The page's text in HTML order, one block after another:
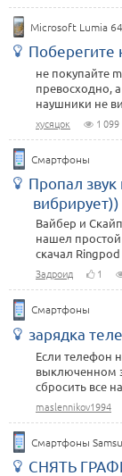
Microsoft Lumia
Поберегите
не покупайте
превосходно,
наушники не
хусяцок 1 099
Смартфоны
Пропал
вибрирует))
Вайбер и
нашел
скачал
Задроид 1
Смартфоны
зарядка
Если телефон
выключенном
сбросить все
maslennikov1994
Смартфоны
СНЯТЬ